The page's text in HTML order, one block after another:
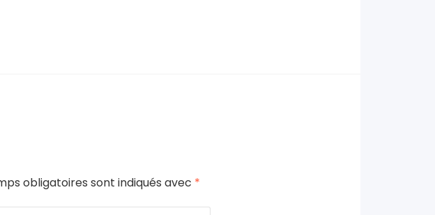
obligatoires sont indiqués avec *